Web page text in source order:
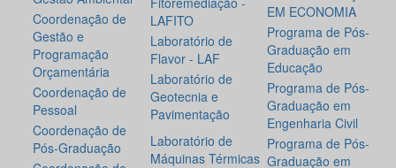
Coordenação de
Gestão e
Programação
Orçamentária
Coordenação de
Pessoal
Coordenação de
Pós-Graduação
LAFITO
Laboratório de
Flavor - LAF
Laboratório de
Geotecnia e
Pavimentação
Laboratório de
Máquinas Térmicas
EM ECONOMIA
Programa de Pós-
Graduação em
Educação
Programa de Pós-
Graduação em
Engenharia Civil
Programa de Pós-
Graduação em